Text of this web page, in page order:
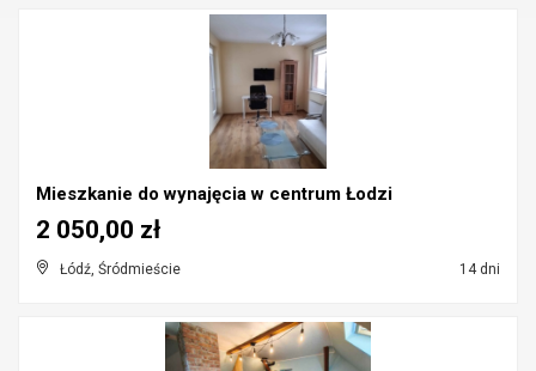
Mieszkanie do wynajęcia w centrum Łodzi
Łódź, Śródmieście 14 dni
2 050,00 zł